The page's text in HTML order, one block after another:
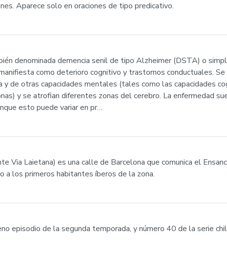
Aparece solo en oraciones de tipo predicativo.
denominada demencia senil de tipo Alzheimer (DSTA) o
como deterioro cognitivo y trastornos conductuales. Se
y de otras capacidades mentales (tales como las capacidades
y se atrofian diferentes zonas del cerebro. La enfermedad
esto puede variar en pr…
Via Laietana) es una calle de Barcelona que comunica el
a los primeros habitantes íberos de la zona.
episodio de la segunda temporada, y número 40 de la serie